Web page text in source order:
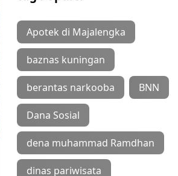
Apotek di Majalengka
baznas kuningan
berantas narkooba BNN
Dana Sosial
dena muhammad Ramdhan
dinas pariwisata